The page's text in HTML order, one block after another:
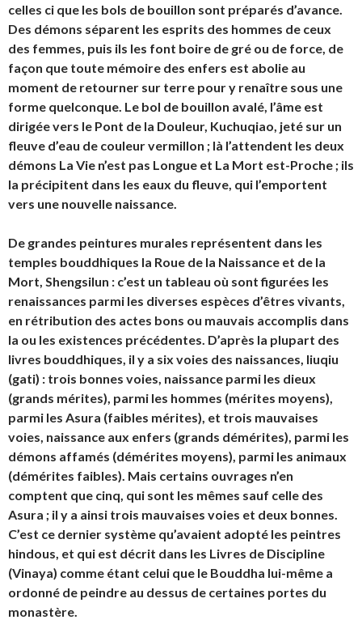
celles ci que les bols de bouillon sont préparés d’avance.
Des démons séparent les esprits des hommes de ceux
des femmes, puis ils les font boire de gré ou de force, de
façon que toute mémoire des enfers est abolie au
moment de retourner sur terre pour y renaître sous une
forme quelconque. Le bol de bouillon avalé, l’âme est
dirigée vers le Pont de la Douleur, Kuchuqiao, jeté sur un
fleuve d’eau de couleur vermillon ; là l’attendent les deux
démons La Vie n’est pas Longue et La Mort est-Proche ; ils
la précipitent dans les eaux du fleuve, qui l’emportent
vers une nouvelle naissance.
De grandes peintures murales représentent dans les
temples bouddhiques la Roue de la Naissance et de la
Mort, Shengsilun : c’est un tableau où sont figurées les
renaissances parmi les diverses espèces d’êtres vivants,
en rétribution des actes bons ou mauvais accomplis dans
la ou les existences précédentes. D’après la plupart des
livres bouddhiques, il y a six voies des naissances, liuqiu
(gati) : trois bonnes voies, naissance parmi les dieux
(grands mérites), parmi les hommes (mérites moyens),
parmi les Asura (faibles mérites), et trois mauvaises
voies, naissance aux enfers (grands démérites), parmi les
démons affamés (démérites moyens), parmi les animaux
(démérites faibles). Mais certains ouvrages n’en
comptent que cinq, qui sont les mêmes sauf celle des
Asura ; il y a ainsi trois mauvaises voies et deux bonnes.
C’est ce dernier système qu’avaient adopté les peintres
hindous, et qui est décrit dans les Livres de Discipline
(Vinaya) comme étant celui que le Bouddha lui-même a
ordonné de peindre au dessus de certaines portes du
monastère.